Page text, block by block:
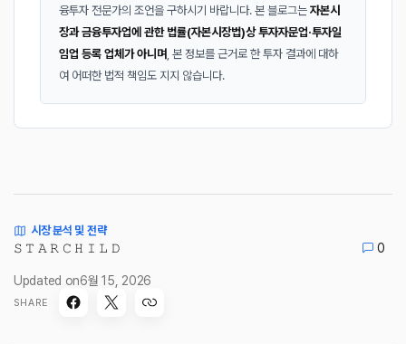
융투자 전문가의 조언을 구하시기 바랍니다. 본 블로그는 자본시
장과 금융투자업에 관한 법률(자본시장법)상 투자자문업·투자일
임업 등록 업체가 아니며 , 본 정보를 근거로 한 투자 결과에 대하
여 어떠한 법적 책임도 지지 않습니다.
시장 분석 및 전략
𝚂 𝚃 𝙰 𝚁 𝙲 𝙷 𝙸 𝙻 𝙳 0
Updated on6월 15, 2026
SHARE